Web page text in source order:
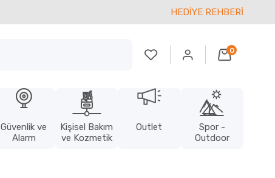
HEDİYE REHBERİ
0
Güvenlik ve
Alarm
Kişisel Bakım
ve Kozmetik
Outlet
Spor -
Outdoor